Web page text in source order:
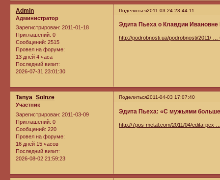
Поделиться2011-03-24 23:44:11
Admin
Администратор
Зарегистрирован: 2011-01-18
Приглашений: 0
Сообщений: 2515
Провел на форуме:
13 дней 4 часа
Последний визит:
2026-07-31 23:01:30
Эдита Пьеха о Клавдии
http://podrobnosti.ua/podrobnosti/2011/ …
Поделиться2011-04-03 17:07:40
Tanya_Solnze
Участник
Зарегистрирован: 2011-03-09
Приглашений: 0
Сообщений: 220
Провел на форуме:
16 дней 15 часов
Последний визит:
2026-08-02 21:59:23
Эдита Пьеха: «С мужьями
http://7pos-metal.com/2011/04/edita-pex